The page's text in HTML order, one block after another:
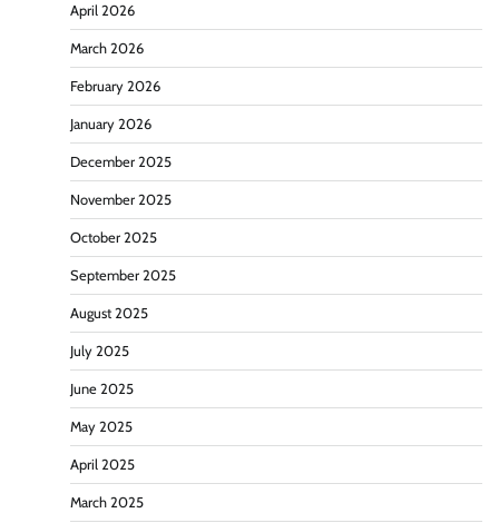
April 2026
March 2026
February 2026
January 2026
December 2025
November 2025
October 2025
September 2025
August 2025
July 2025
June 2025
May 2025
April 2025
March 2025